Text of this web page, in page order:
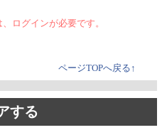
ログインが必要です。
ページTOPへ戻る↑
する